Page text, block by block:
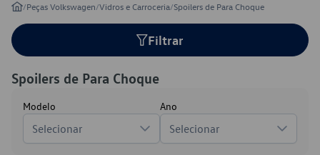
/Peças Volkswagen/Vidros e Carroceria/Spoilers de Para Choque
Filtrar
Spoilers de Para Choque
Modelo
Selecionar
Ano
Selecionar